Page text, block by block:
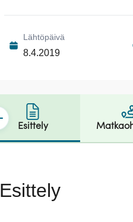
Lähtöpäivä
8.4.2019
Esittely
Esittely